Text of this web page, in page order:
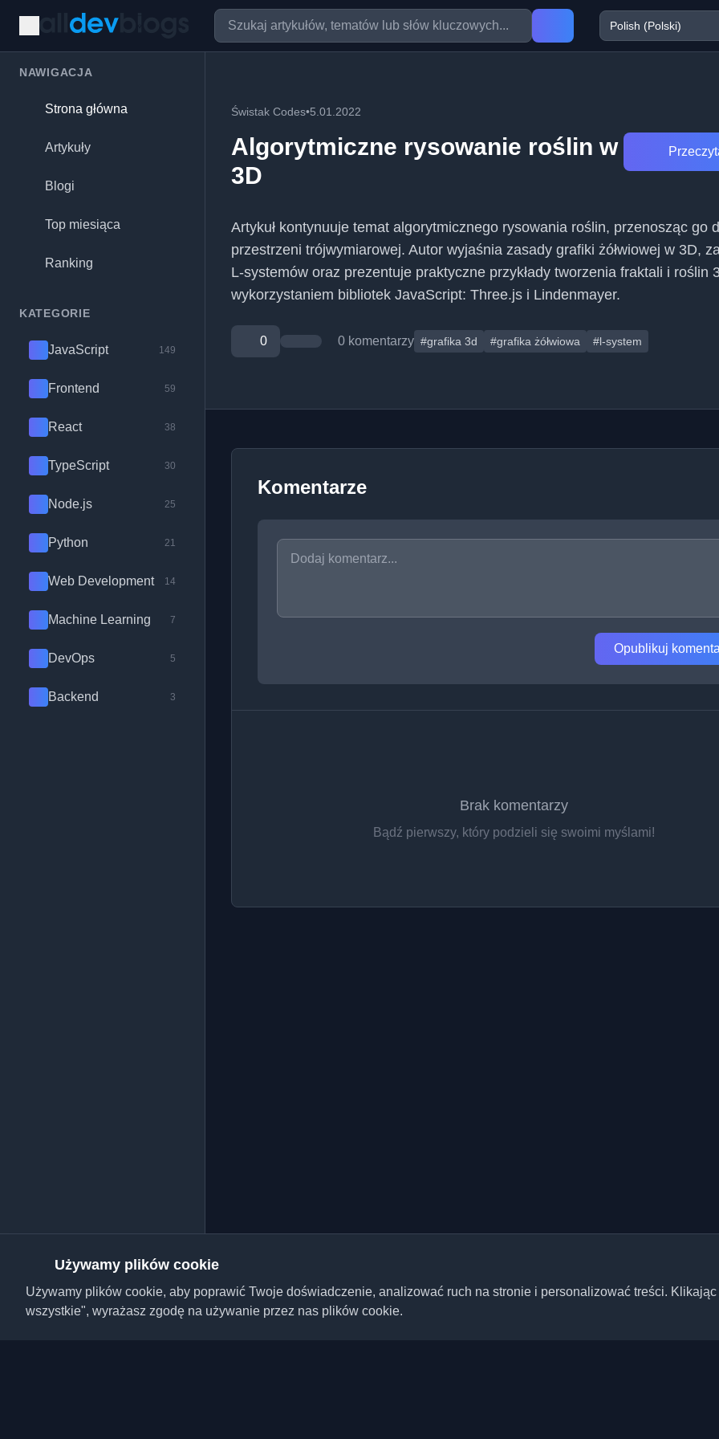
NAWIGACJA
Strona główna
Artykuły
Blogi
Top miesiąca
Ranking
KATEGORIE
JavaScript 149
Frontend 59
React 38
TypeScript 30
Node.js 25
Python 21
Web Development 14
Machine Learning 7
DevOps 5
Backend 3
Świstak Codes•5.01.2022
Algorytmiczne rysowanie roślin w
3D
Artykuł kontynuuje temat algorytmicznego rysowania roślin, przenosząc go
przestrzeni trójwymiarowej. Autor wyjaśnia zasady grafiki żółwiowej w 3D,
L-systemów oraz prezentuje praktyczne przykłady tworzenia fraktali i roślin
wykorzystaniem bibliotek JavaScript: Three.js i Lindenmayer.
0 0 komentarzy #grafika 3d #grafika żółwiowa #l-system
Komentarze
Opublikuj
Brak komentarzy
Bądź pierwszy, który podzieli się swoimi myślami!
Używamy plików cookie
Używamy plików cookie, aby poprawić Twoje doświadczenie, analizować ruch na stronie i personalizować treści.
wszystkie", wyrażasz zgodę na używanie przez nas plików cookie.